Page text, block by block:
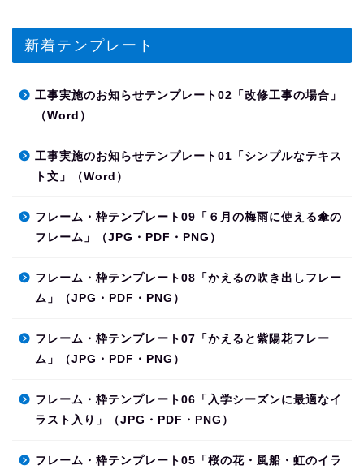
新着テンプレート
工事実施のお知らせテンプレート02「改修工事の場合」
（Word）
工事実施のお知らせテンプレート01「シンプルなテキス
ト文」（Word）
フレーム・枠テンプレート09「６月の梅雨に使える傘の
フレーム」（JPG・PDF・PNG）
フレーム・枠テンプレート08「かえるの吹き出しフレー
ム」（JPG・PDF・PNG）
フレーム・枠テンプレート07「かえると紫陽花フレー
ム」（JPG・PDF・PNG）
フレーム・枠テンプレート06「入学シーズンに最適なイ
ラスト入り」（JPG・PDF・PNG）
フレーム・枠テンプレート05「桜の花・風船・虹のイラ